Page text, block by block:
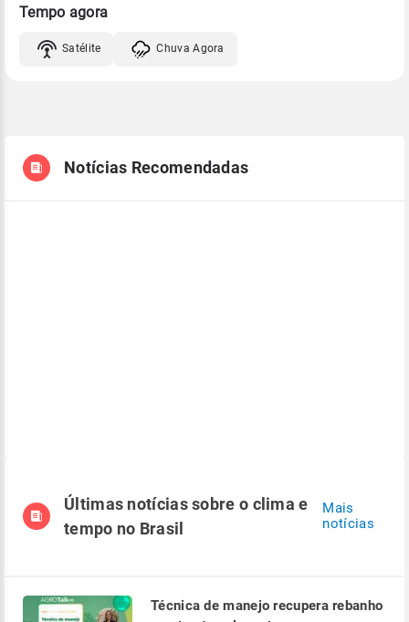
Tempo agora
Satélite Chuva Agora
Notícias Recomendadas
Últimas notícias sobre o clima e
tempo no Brasil
Mais
notícias
Técnica de manejo recupera rebanho